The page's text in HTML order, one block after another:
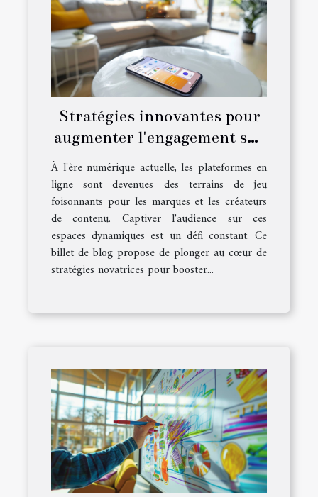
Stratégies innovantes pour
augmenter l'engagement sur
les réseaux sociaux
À l'ère numérique actuelle, les plateformes en
ligne sont devenues des terrains de jeu
foisonnants pour les marques et les créateurs
de contenu. Captiver l'audience sur ces
espaces dynamiques est un défi constant. Ce
billet de blog propose de plonger au cœur de
stratégies novatrices pour booster...